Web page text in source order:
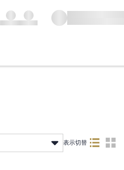
表示切替